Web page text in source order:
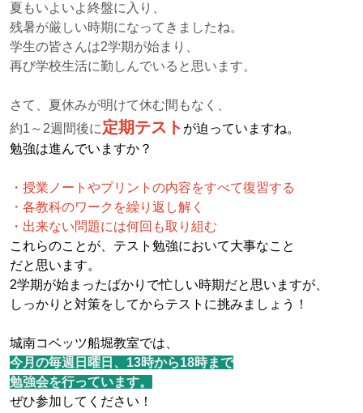
夏もいよいよ終盤に入り、
残暑が厳しい時期になってきましたね。
学生の皆さんは2学期が始まり、
再び学校生活に勤しんでいると思います。
さて、夏休みが明けて休む間もなく、
約1～2週間後に定期テスト が迫っていますね。
勉強は進んでいますか？
・授業ノートやプリントの内容をすべて復習する
・各教科のワークを繰り返し解く
・出来ない問題には何回も取り組む
これらのことが、テスト勉強において大事なこと
だと思います。
2学期が始まったばかりで忙しい時期だと思いますが、
しっかりと対策をしてからテストに挑みましょう！
城南コベッツ船堀教室では、
今月の毎週日曜日、13時から18時まで
勉強会を行っています。
ぜひ参加してください！